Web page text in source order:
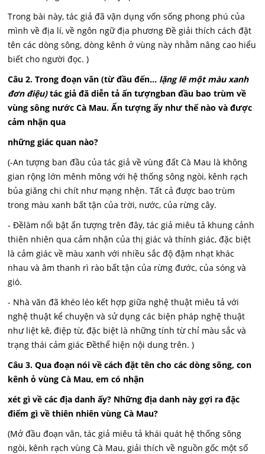
Trong bài này, tác giả đã vận dụng vốn sống phong phú của
mình về địa lí, về ngôn ngữ địa phương Đề giải thích cách đặt
tên các dòng sông, dòng kênh ở vùng này nhằm nâng cao hiểu
biết cho người đọc. )
Câu 2. Trong đoạn văn (từ đầu đến... lặng lẽ một màu xanh
đơn điệu)tác giả đã diễn tả ấn tượngban đầu bao trùm về
vùng sông nước Cà Mau. Ấn tượng ấy như thế nào vàđược
cảm nhận qua
những giác quan nào?
(-An tượng ban đầu của tác giả về vùng đất Cà Mau là không
gian rộng lớn mênh mông với hệ thống sông ngòi, kênh rạch
bủa giăng chi chít như mạng nhện. Tất cả được bao trùm
trong màu xanh bất tận của trời, nước, của rừng cây.
- Đềlàm nổi bật ấn tượng trên đây, tác giả miêu tả khung cảnh
thiên nhiên qua cảm nhận của thị giác và thính giác, đặc biệt
là cảm giác về màu xanh với nhiều sắc độ đậm nhạt khác
nhau và âm thanh rì rào bất tận của rừng đước, của sóng và
gió.
- Nhà văn đã khéo léo kết hợp giữa nghệ thuật miêu tả với
nghệ thuật kể chuyện và sử dụng các biện pháp nghệ thuật
như liệt kê, điệp từ, đặc biệt là những tính từ chỉ màu sắc và
trạng thái cảm giác Đềthể hiện nội dung trên. )
Câu 3. Qua đoạn nói về cách đặt tên cho các dòng sông, con
kênh ỏ vùng Cà Mau, em có nhận
xét gì về các địa danh ấy? Những địa danh này gợi ra đặc
điểm gì về thiên nhiên vùng Cà Mau?
(Mở đầu đoạn văn, tác giả miêu tả khái quát hệ thống sông
ngòi, kênh rạch vùng Cà Mau, giải thích về nguồn gốc một số